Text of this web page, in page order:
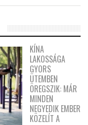
KÍNA
LAKOSSÁGA
GYORS
ÜTEMBEN
ÖREGSZIK: MÁR
MINDEN
NEGYEDIK EMBER
KÖZELÍT A